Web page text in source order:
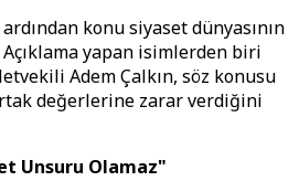
konu siyaset dünyasının
Açıklama yapan isimlerden biri
Adem Çalkın, söz konusu
değerlerine zarar verdiğini
Unsuru Olamaz"